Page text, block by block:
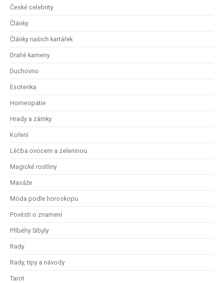
České celebrity
Články
Články našich kartářek
Drahé kameny
Duchovno
Esoterika
Homeopatie
Hrady a zámky
Koření
Léčba ovocem a zeleninou
Magické rostliny
Masáže
Móda podle horoskopu
Pověsti o znamení
Příběhy Sibyly
Rady
Rady, tipy a návody
Tarot